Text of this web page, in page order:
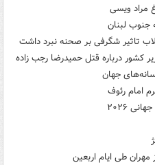
مراد ویسی
جنوب لبنان
تاثیر شگرفی بر صحنه نبرد داشت
کشور درباره قتل حمیدرضا رجب زاده
جهان
امام رئوف
۲۰۲۶